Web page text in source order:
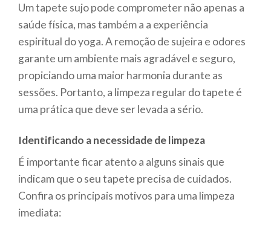
Um tapete sujo pode comprometer não apenas a
saúde física, mas também a a experiência
espiritual do yoga. A remoção de sujeira e odores
garante um ambiente mais agradável e seguro,
propiciando uma maior harmonia durante as
sessões. Portanto, a limpeza regular do tapete é
uma prática que deve ser levada a sério.
Identificando a necessidade de limpeza
É importante ficar atento a alguns sinais que
indicam que o seu tapete precisa de cuidados.
Confira os principais motivos para uma limpeza
imediata: